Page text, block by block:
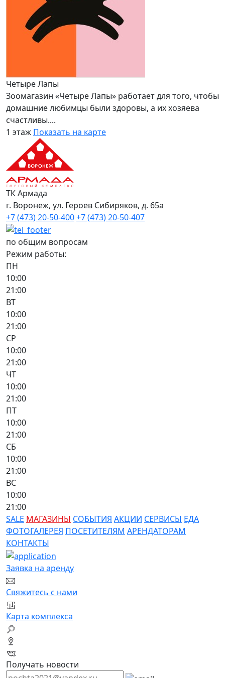
Четыре Лапы
Зоомагазин «Четыре Лапы» работает для того, чтобы
домашние любимцы были здоровы, а их хозяева
счастливы....
1 этаж Показать на карте
ТК Армада
г. Воронеж, ул. Героев Сибиряков, д. 65а
+7 (473) 20-50-400+7 (473) 20-50-407
по общим вопросам
Режим работы:
ПН
10:00
21:00
ВТ
10:00
21:00
СР
10:00
21:00
ЧТ
10:00
21:00
ПТ
10:00
21:00
СБ
10:00
21:00
ВС
10:00
21:00
SALE МАГАЗИНЫ СОБЫТИЯ АКЦИИ СЕРВИСЫ ЕДА
ФОТОГАЛЕРЕЯ ПОСЕТИТЕЛЯМ АРЕНДАТОРАМ
КОНТАКТЫ
Заявка на аренду
Свяжитесь с нами
Карта комплекса
Получать новости